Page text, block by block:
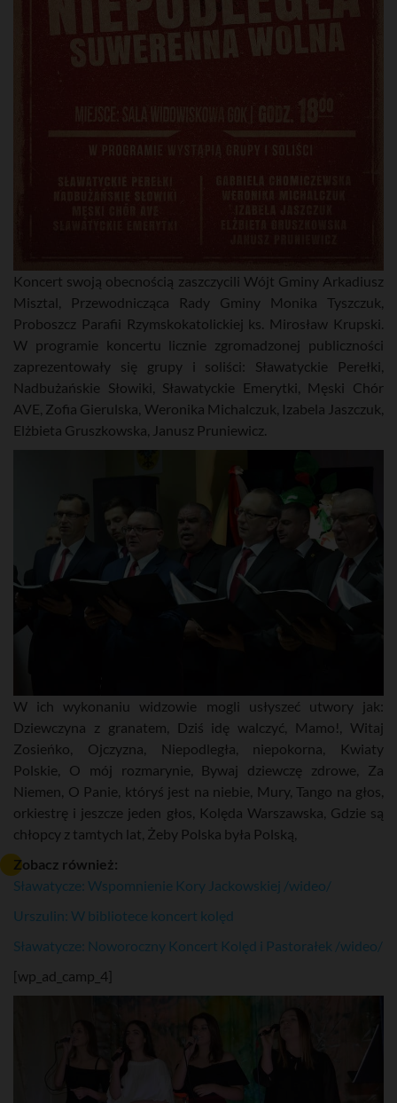
Koncert swoją obecnością zaszczycili Wójt Gminy Arkadiusz
Misztal, Przewodnicząca Rady Gminy Monika Tyszczuk,
Proboszcz Parafii Rzymskokatolickiej ks. Mirosław Krupski.
W programie koncertu licznie zgromadzonej publiczności
zaprezentowały się grupy i soliści: Sławatyckie Perełki,
Nadbużańskie Słowiki, Sławatyckie Emerytki, Męski Chór
AVE, Zofia Gierulska, Weronika Michalczuk, Izabela Jaszczuk,
Elżbieta Gruszkowska, Janusz Pruniewicz.
W ich wykonaniu widzowie mogli usłyszeć utwory jak:
Dziewczyna z granatem, Dziś idę walczyć, Mamo!, Witaj
Zosieńko, Ojczyzna, Niepodległa, niepokorna, Kwiaty
Polskie, O mój rozmarynie, Bywaj dziewczę zdrowe, Za
Niemen, O Panie, któryś jest na niebie, Mury, Tango na głos,
orkiestrę i jeszcze jeden głos, Kolęda Warszawska, Gdzie są
chłopcy z tamtych lat, Żeby Polska była Polską,
Zobacz również:
Sławatycze: Wspomnienie Kory Jackowskiej /wideo/
Urszulin: W bibliotece koncert kolęd
Sławatycze: Noworoczny Koncert Kolęd i Pastorałek /wideo/
[wp_ad_camp_4]